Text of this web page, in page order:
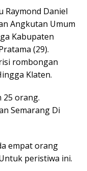
Raymond Daniel
Angkutan Umum
Kabupaten
(29).
rombongan
Klaten.
25 orang.
Semarang Di
empat orang
peristiwa ini.